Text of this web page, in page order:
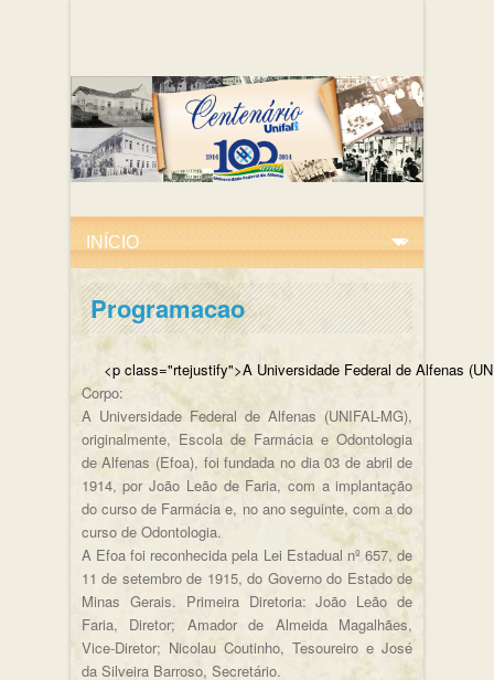
Programacao
<p class="rtejustify">A Universidade Federal
Corpo:
A Universidade Federal de Alfenas (UNIFAL-MG),
originalmente, Escola de Farmácia e Odontologia
de Alfenas (Efoa), foi fundada no dia 03 de abril de
1914, por João Leão de Faria, com a implantação
do curso de Farmácia e, no ano seguinte, com a do
curso de Odontologia.
A Efoa foi reconhecida pela Lei Estadual nº 657, de
11 de setembro de 1915, do Governo do Estado de
Minas Gerais. Primeira Diretoria: João Leão de
Faria, Diretor; Amador de Almeida Magalhães,
Vice-Diretor; Nicolau Coutinho, Tesoureiro e José
da Silveira Barroso, Secretário.